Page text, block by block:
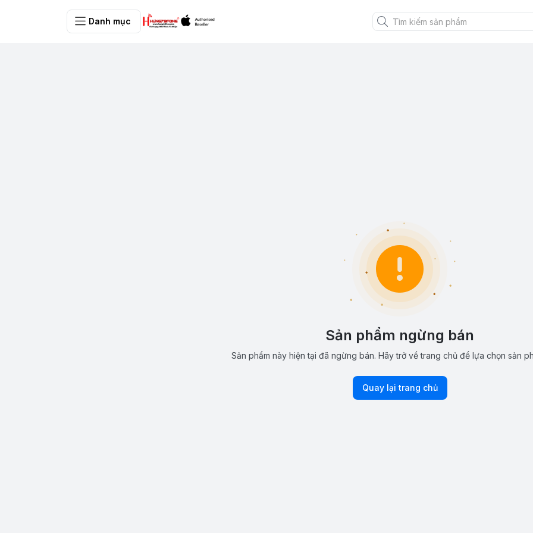
Danh mục
Sản phẩm ngừng bán
Sản phẩm này hiện tại đã ngừng bán. Hãy trở về trang chủ để lựa chọn sản
Quay lại trang chủ